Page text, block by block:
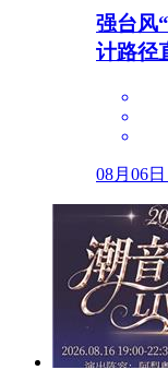
强台风
计路径
08月06